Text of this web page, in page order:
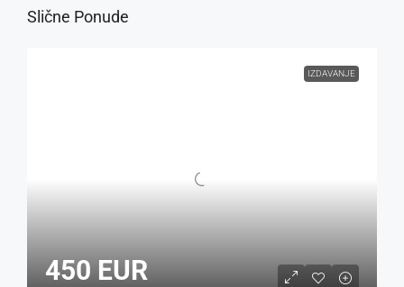
Slične Ponude
IZDAVANJE
450 EUR